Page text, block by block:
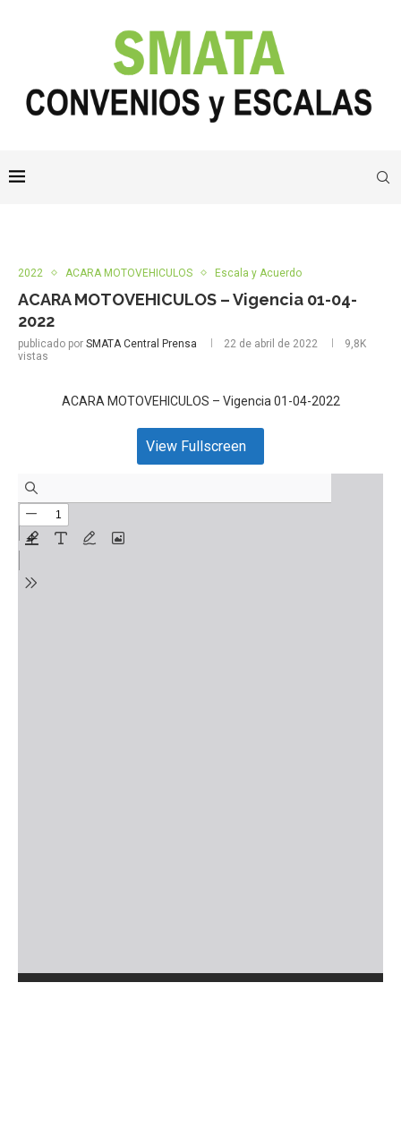
2022 ACARA MOTOVEHICULOS Escala y Acuerdo
ACARA MOTOVEHICULOS – Vigencia 01-04-
2022
publicado por SMATA Central Prensa 22 de abril de 2022
9,8K
vistas
ACARA MOTOVEHICULOS – Vigencia 01-04-2022
View Fullscreen